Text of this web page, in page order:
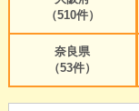
（510件）
奈良県
（53件）